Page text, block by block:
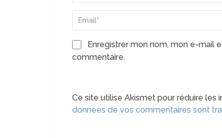
Enregistrer mon nom, mon e-mail
commentaire.
Ce site utilise Akismet pour réduire les
données de vos commentaires sont